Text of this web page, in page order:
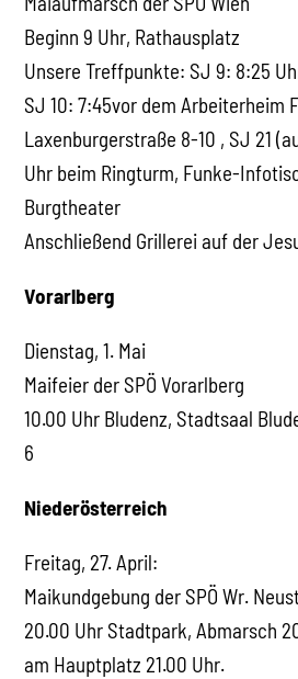
Beginn 9 Uhr, Rathausplatz
Unsere Treffpunkte: SJ 9: 8:25
SJ 10: 7:45vor dem Arbeiterheim
Laxenburgerstraße 8-10 , SJ 21
Uhr beim Ringturm, Funke-
Burgtheater
Anschließend Grillerei auf der
Vorarlberg
Dienstag, 1. Mai
Maifeier der SPÖ Vorarlberg
10.00 Uhr Bludenz, Stadtsaal
6
Niederösterreich
Freitag, 27. April:
Maikundgebung der SPÖ Wr.
20.00 Uhr Stadtpark, Abmarsch
am Hauptplatz 21.00 Uhr.